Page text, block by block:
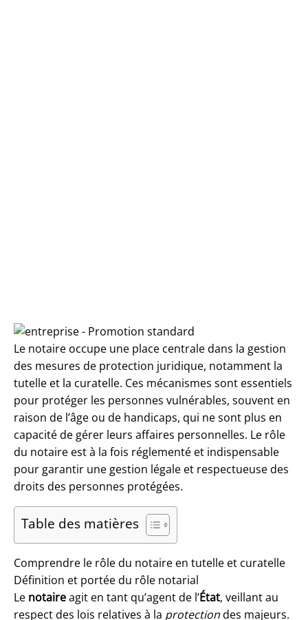
Le notaire occupe une place centrale dans la gestion
des mesures de protection juridique, notamment la
tutelle et la curatelle. Ces mécanismes sont essentiels
pour protéger les personnes vulnérables, souvent en
raison de l’âge ou de handicaps, qui ne sont plus en
capacité de gérer leurs affaires personnelles. Le rôle
du notaire est à la fois réglementé et indispensable
pour garantir une gestion légale et respectueuse des
droits des personnes protégées.
Table des matières
Comprendre le rôle du notaire en tutelle et curatelle
Définition et portée du rôle notarial
Le notaireagit en tant qu’agent de l’État, veillant au
respect des lois relatives à la protectiondes majeurs.